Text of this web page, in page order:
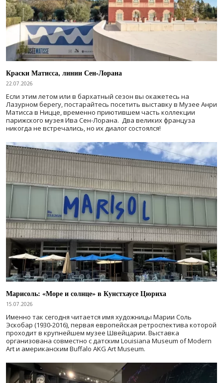
Краски Матисса, линии Сен-Лорана
22.07.2026
Если этим летом или в бархатный сезон вы окажетесь на
Лазурном берегу, постарайтесь посетить выставку в Музее Анри
Матисса в Ницце, временно приютившем часть коллекции
парижского музея Ива Сен-Лорана. Два великих француза
никогда не встречались, но их диалог состоялся!
Марисоль: «Море и солнце» в Кунстхаусе Цюриха
15.07.2026
Именно так сегодня читается имя художницы Марии Соль
Эскобар (1930-2016), первая европейская ретроспектива которой
проходит в крупнейшем музее Швейцарии. Выставка
организована совместно с датским Louisiana Museum of Modern
Art и американским Buffalo AKG Art Museum.